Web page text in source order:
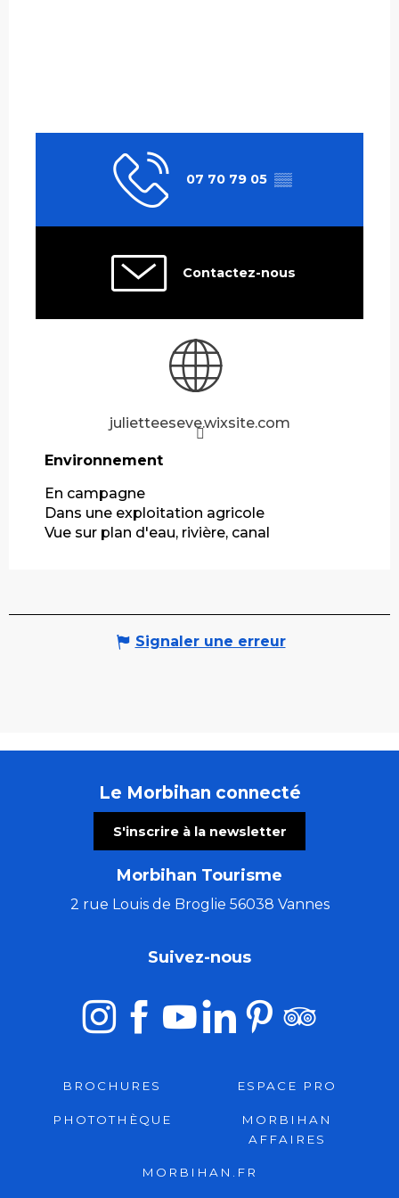
07 70 79 05 ▒▒
Contactez-nous
julietteeseve.wixsite.com
Environnement
Environnement
En campagne
Dans une exploitation agricole
Vue sur plan d'eau, rivière, canal
Signaler une erreur
Le Morbihan connecté
S'inscrire à la newsletter
Morbihan Tourisme
2 rue Louis de Broglie 56038 Vannes
Suivez-nous
BROCHURES ESPACE PRO
PHOTOTHÈQUE
MORBIHAN
AFFAIRES
MORBIHAN.FR